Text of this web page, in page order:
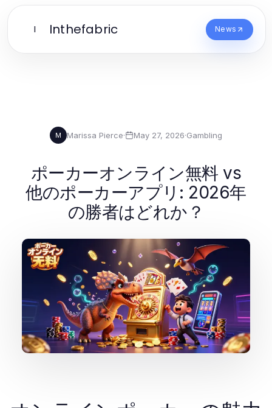
I Inthefabric News
M Marissa Pierce· May 27, 2026·Gambling
ポーカーオンライン無料 vs
他のポーカーアプリ: 2026年
の勝者はどれか？